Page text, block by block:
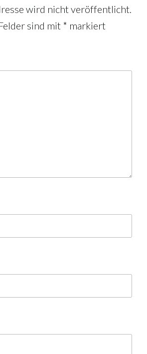
wird nicht veröffentlicht.
sind mit * markiert